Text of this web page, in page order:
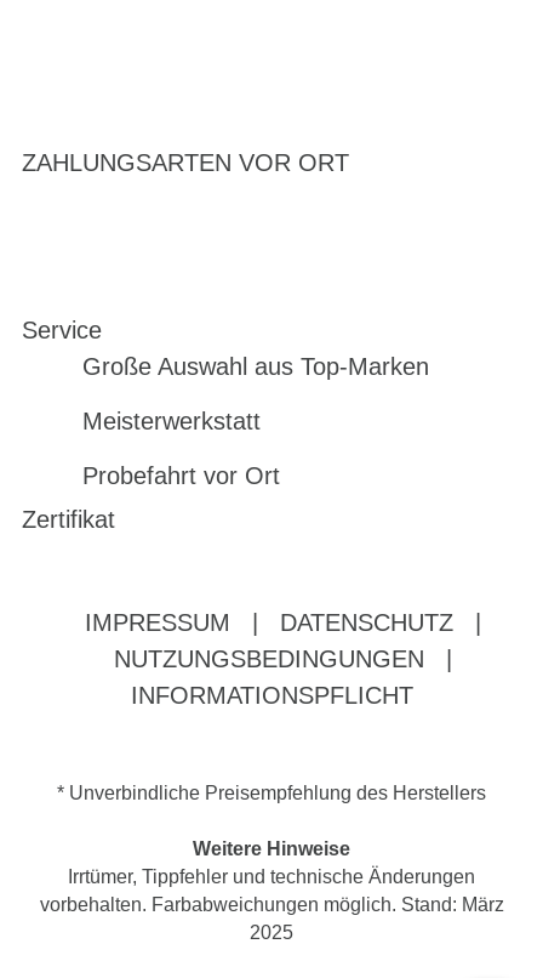
ZAHLUNGSARTEN VOR ORT
Service
Große Auswahl aus Top-Marken
Meisterwerkstatt
Probefahrt vor Ort
Zertifikat
IMPRESSUM DATENSCHUTZ
NUTZUNGSBEDINGUNGEN
INFORMATIONSPFLICHT
* Unverbindliche Preisempfehlung des Herstellers
Weitere Hinweise
Irrtümer, Tippfehler und technische Änderungen
vorbehalten. Farbabweichungen möglich. Stand: März
2025